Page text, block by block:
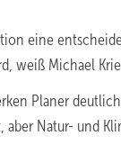
eine
weiß Michael
Planer
Natur- und